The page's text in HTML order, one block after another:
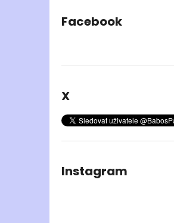
Facebook
X
Instagram